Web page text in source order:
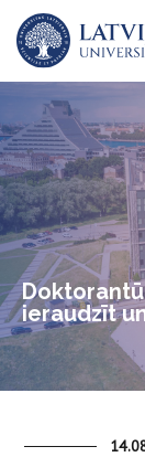
ieraudzīt